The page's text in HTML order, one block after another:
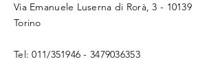
Via Emanuele Luserna di Rorà, 3 - 10139
Torino​​
Tel: 011/351946 -3479036353